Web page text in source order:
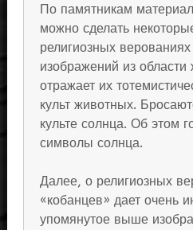
По памятникам
можно сделать
религиозных
изображений из
отражает их
культ животных.
культе солнца. Об этом
символы солнца.
Далее, о религиозных
«кобанцев» дает очень
упомянутое выше